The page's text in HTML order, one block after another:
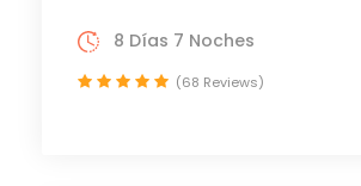
8 Días 7 Noches
(68 Reviews)